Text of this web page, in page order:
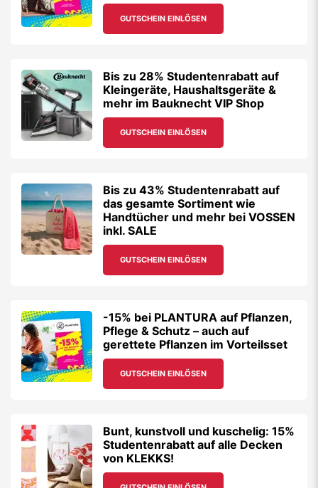
GUTSCHEIN EINLÖSEN
Bis zu 28% Studentenrabatt auf
Kleingeräte, Haushaltsgeräte &
mehr im Bauknecht VIP Shop
GUTSCHEIN EINLÖSEN
Bis zu 43% Studentenrabatt auf
das gesamte Sortiment wie
Handtücher und mehr bei VOSSEN
inkl. SALE
GUTSCHEIN EINLÖSEN
-15% bei PLANTURA auf Pflanzen,
Pflege & Schutz – auch auf
gerettete Pflanzen im Vorteilsset
GUTSCHEIN EINLÖSEN
Bunt, kunstvoll und kuschelig: 15%
Studentenrabatt auf alle Decken
von KLEKKS!